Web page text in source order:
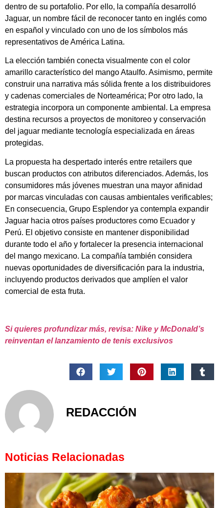
dentro de su portafolio. Por ello, la compañía desarrolló
Jaguar, un nombre fácil de reconocer tanto en inglés como
en español y vinculado con uno de los símbolos más
representativos de América Latina.
La elección también conecta visualmente con el color
amarillo característico del mango Ataulfo. Asimismo, permite
construir una narrativa más sólida frente a los distribuidores
y cadenas comerciales de Norteamérica; Por otro lado, la
estrategia incorpora un componente ambiental. La empresa
destina recursos a proyectos de monitoreo y conservación
del jaguar mediante tecnología especializada en áreas
protegidas.
La propuesta ha despertado interés entre retailers que
buscan productos con atributos diferenciados. Además, los
consumidores más jóvenes muestran una mayor afinidad
por marcas vinculadas con causas ambientales verificables;
En consecuencia, Grupo Esplendor ya contempla expandir
Jaguar hacia otros países productores como Ecuador y
Perú. El objetivo consiste en mantener disponibilidad
durante todo el año y fortalecer la presencia internacional
del mango mexicano. La compañía también considera
nuevas oportunidades de diversificación para la industria,
incluyendo productos derivados que amplíen el valor
comercial de esta fruta.
Si quieres profundizar más, revisa: Nike y McDonald’s
reinventan el lanzamiento de tenis exclusivos
REDACCIÓN
Noticias Relacionadas